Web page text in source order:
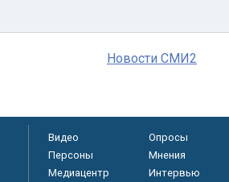
Новости СМИ2
Видео Опросы
Персоны
Мнения
Медиацентр
Интервью